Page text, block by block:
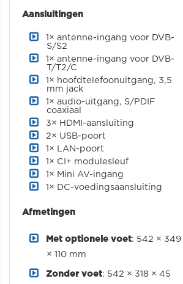
Aansluitingen
1× antenne-ingang voor DVB-
S/S2
1× antenne-ingang voor DVB-
T/T2/C
1× hoofdtelefoonuitgang, 3,5
mm jack
1× audio-uitgang, S/PDIF
coaxiaal
3× HDMI-aansluiting
2× USB-poort
1× LAN-poort
1× CI+ modulesleuf
1× Mini AV-ingang
1× DC-voedingsaansluiting
Afmetingen
Met optionele voet: 542 × 349
× 110 mm
Zonder voet: 542 × 318 × 45